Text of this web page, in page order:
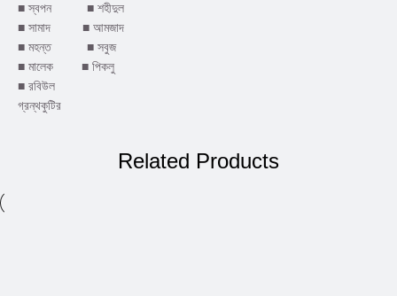
■ স্বপন ■ শহীদুল
■ সামাদ ■ আমজাদ
■ মহন্ত ■ সবুজ
■ মালেক ■ পিকলু
■ রবিউল
গ্রন্থকুটির
Related Products